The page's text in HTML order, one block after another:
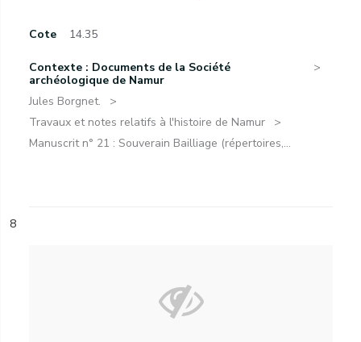
Cote 14.35
Contexte : Documents de la Société
archéologique de Namur
Jules Borgnet.
Travaux et notes relatifs à l'histoire de Namur
Manuscrit n° 21 : Souverain Bailliage (répertoires,...
8